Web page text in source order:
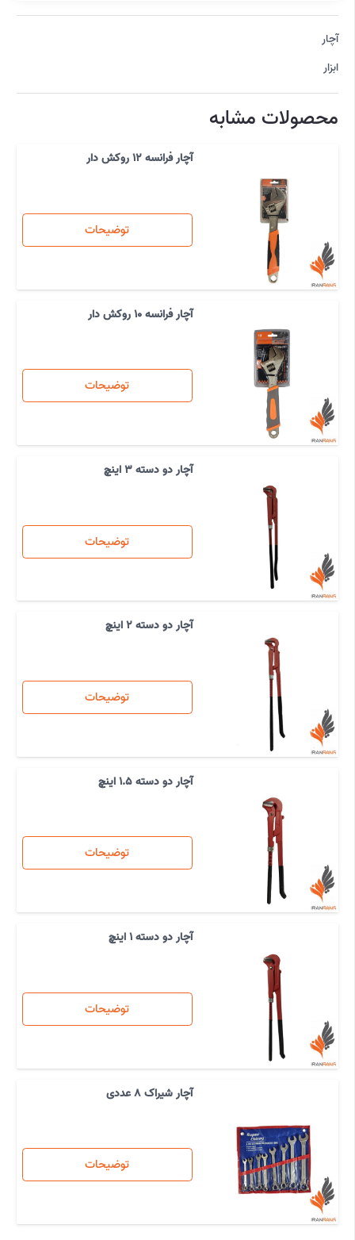
آچار
ابزار
محصولات مشابه
آچار فرانسه 12 روکش دار
توضیحات
آچار فرانسه 10 روکش دار
توضیحات
آچار دو دسته 3 اینچ
توضیحات
آچار دو دسته 2 اینچ
توضیحات
آچار دو دسته 1.5 اینچ
توضیحات
آچار دو دسته 1 اینچ
توضیحات
آچار شیراک 8 عددی
توضیحات